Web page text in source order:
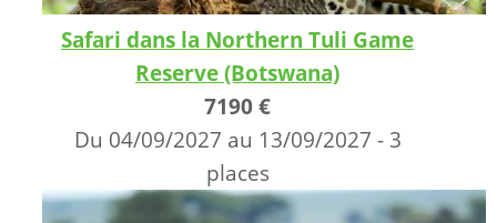
Safari dans la Northern Tuli Game
Reserve (Botswana)
7190 €
Du 04/09/2027 au 13/09/2027 - 3
places